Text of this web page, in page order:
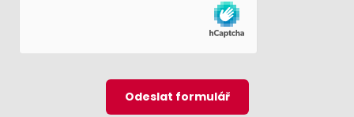
Odeslat formulář